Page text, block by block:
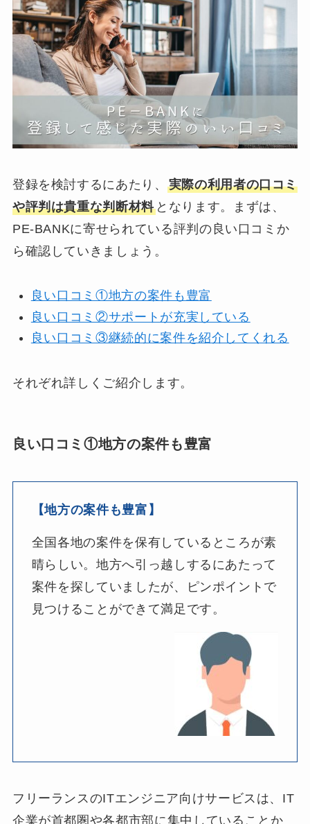
登録を検討するにあたり、 実際の利用者の口コミ
や評判は貴重な判断材料 となります。まずは、
PE-BANKに寄せられている評判の良い口コミか
ら確認していきましょう。
良い口コミ①地方の案件も豊富
良い口コミ②サポートが充実している
良い口コミ③継続的に案件を紹介してくれる
それぞれ詳しくご紹介します。
良い口コミ①地方の案件も豊富
【地方の案件も豊富】
全国各地の案件を保有しているところが素
晴らしい。地方へ引っ越しするにあたって
案件を探していましたが、ピンポイントで
見つけることができて満足です。
フリーランスのITエンジニア向けサービスは、IT
企業が首都圏や各都市部に集中していることか